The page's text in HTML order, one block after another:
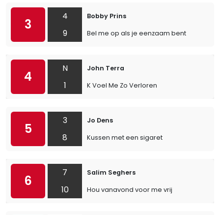
3
4
9
Bobby Prins
Bel me op als je eenzaam bent
4
N
1
John Terra
K Voel Me Zo Verloren
5
3
8
Jo Dens
Kussen met een sigaret
6
7
10
Salim Seghers
Hou vanavond voor me vrij